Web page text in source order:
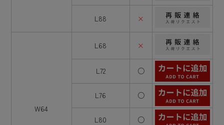
L88 ×
W64
L68 ×
L72 ○
L76 ○
L80 ○